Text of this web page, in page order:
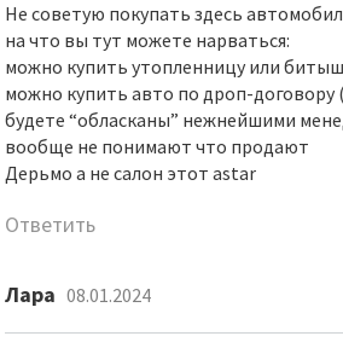
Не советую покупать здесь
на что вы тут можете нарваться:
можно купить утопленницу или битыш
можно купить авто по дроп-договору
будете “обласканы” нежнейшими
вообще не понимают что продают
Дерьмо а не салон этот astar
Ответить
Лара 08.01.2024